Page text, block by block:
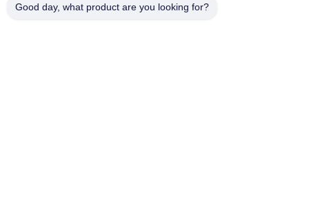
Good day, what product are you looking for?